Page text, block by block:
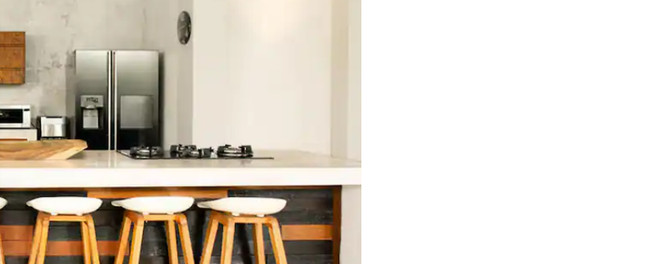
de flecha hacia arriba y hacia abajo o explora con el tacto o desliza el dedo.